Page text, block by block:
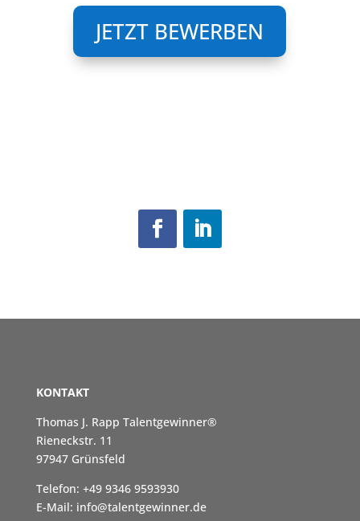
JETZT BEWERBEN
KONTAKT
Thomas J. Rapp Talentgewinner®
Rieneckstr. 11
97947 Grünsfeld
Telefon: +49 9346 9593930
E-Mail: info@talentgewinner.de